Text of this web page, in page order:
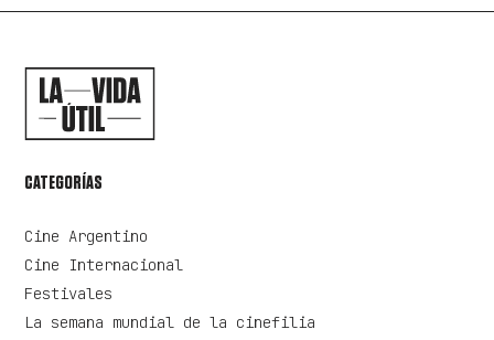
CATEGORÍAS
Cine Argentino
Cine Internacional
Festivales
La semana mundial de la cinefilia